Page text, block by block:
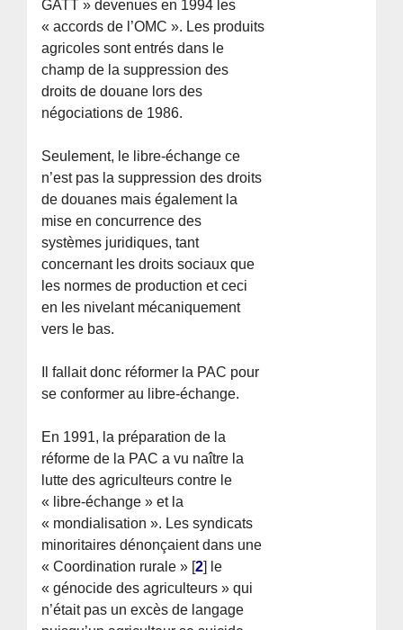
GATT » devenues en 1994 les
« accords de l’OMC ». Les produits
agricoles sont entrés dans le
champ de la suppression des
droits de douane lors des
négociations de 1986.
Seulement, le libre-échange ce
n’est pas la suppression des droits
de douanes mais également la
mise en concurrence des
systèmes juridiques, tant
concernant les droits sociaux que
les normes de production et ceci
en les nivelant mécaniquement
vers le bas.
Il fallait donc réformer la PAC pour
se conformer au libre-échange.
En 1991, la préparation de la
réforme de la PAC a vu naître la
lutte des agriculteurs contre le
« libre-échange » et la
« mondialisation ». Les syndicats
minoritaires dénonçaient dans une
« Coordination rurale » [2] le
« génocide des agriculteurs » qui
n’était pas un excès de langage